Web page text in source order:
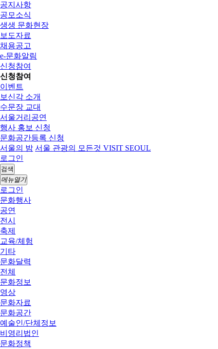
공지사항
공모소식
생생 문화현장
보도자료
채용공고
e-문화알림
신청참여
신청참여
이벤트
보신각 소개
수문장 교대
서울거리공연
행사 홍보 신청
문화공간등록 신청
서울의 밤 서울 관광의 모든것 VISIT SEOUL
로그인
검색
메뉴열기
로그인
문화행사
공연
전시
축제
교육/체험
기타
문화달력
전체
문화정보
영상
문화자료
문화공간
예술인/단체정보
비영리법인
문화정책